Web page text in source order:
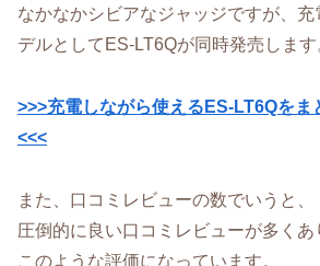
なかなかシビアなジャッジですが、
デルとしてES-LT6Qが同時発売します
>>>充電しながら使えるES-LT6Qをま
<<<
また、口コミレビューの数でいうと、
圧倒的に良い口コミレビューが多くあ
このような評価になっています。